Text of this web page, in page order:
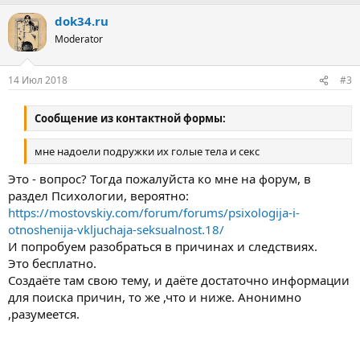
dok34.ru
Moderator
14 Июл 2018 #3
Сообщение из контактной формы:
мне надоели подружки их голые тела и секс
Это - вопрос? Тогда пожалуйста ко мне на форум, в
раздел Психологии, вероятно:
https://mostovskiy.com/forum/forums/psixologija-i-
otnoshenija-vkljuchaja-seksualnost.18/
И попробуем разобраться в причинах и следствиях.
Это бесплатно.
Создаёте там свою тему, и даёте достаточно информации
для поиска причин, то же ,что и ниже. Анонимно
,разумеется.